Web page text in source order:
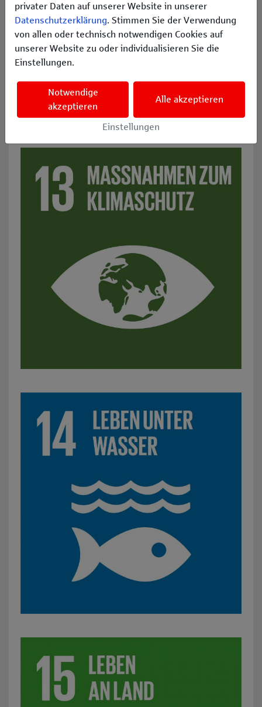
privater Daten auf unserer Website in unserer
Datenschutzerklärung. Stimmen Sie der Verwendung
von allen oder technisch notwendigen Cookies auf
unserer Website zu oder individualisieren Sie die
Einstellungen.
Notwendige
akzeptieren
Alle akzeptieren
Einstellungen
SDG 13: Massnahmen zum Klimaschutz: z. B.